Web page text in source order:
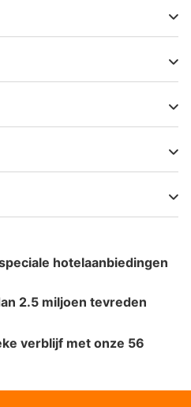
hotelaanbiedingen
2.5 miljoen tevreden
verblijf met onze 56